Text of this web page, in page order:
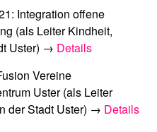
Integration offene
(als Leiter Kindheit,
Uster) → Details
Vereine
Uster(als Leiter
der Stadt Uster) → Details